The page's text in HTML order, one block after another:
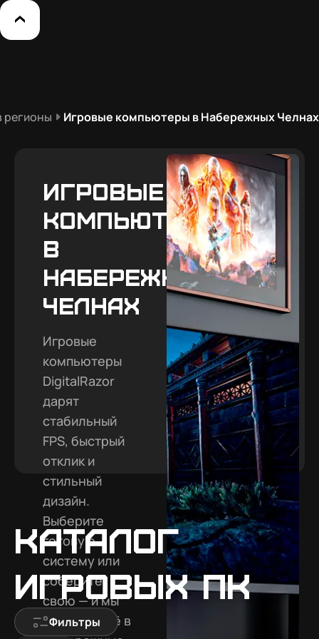
регионы Игровые компьютеры в Набережных Челнах
Игровые
компьютеры
в
Набережных
Челнах
Игровые
компьютеры
DigitalRazor
дарят
стабильный
FPS, быстрый
отклик и
стильный
дизайн.
Выберите
готовую
систему или
соберите
свою — и мы
доставим её в
Каталог
игровых ПК
Фильтры